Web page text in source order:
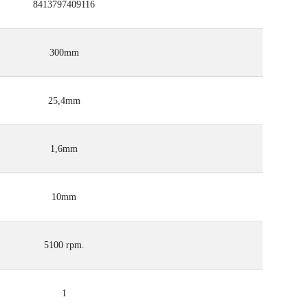
8413797409116
300mm
25,4mm
1,6mm
10mm
5100 rpm.
1